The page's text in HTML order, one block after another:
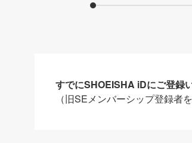
すでにSHOEISHA iDにご登録
（旧SEメンバーシップ登録者を